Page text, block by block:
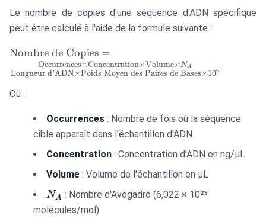
Le nombre de copies d'une séquence d'ADN spécifique
peut être calculé à l'aide de la formule suivante :
\text{Nombre de
Copies} =
\frac{\text{Occurrences}
\times
\times \text{Volume}
\times N_A}
{\text{Longueur
d'ADN} \times
\text{Poids Moyen des
Paires de Bases} \times
Nombre de Copies =
Longueur d’ADN×Poids Moyen des Paires de Bases×109
Occurrences×Concentration×Volume×NA
Où :
Occurrences : Nombre de fois où la séquence
cible apparaît dans l'échantillon d'ADN
Concentration : Concentration d'ADN en ng/μL
Volume : Volume de l'échantillon en μL
N_A
NA : Nombre d'Avogadro (6,022 × 10²³
molécules/mol)